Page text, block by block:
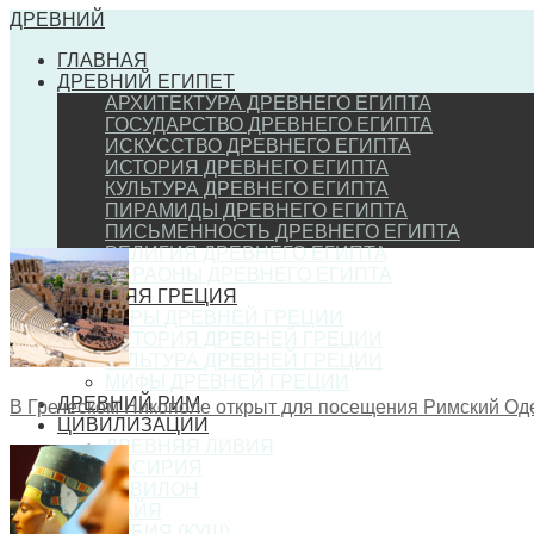
ДРЕВНИЙ
ГЛАВНАЯ
ДРЕВНИЙ ЕГИПЕТ
АРХИТЕКТУРА ДРЕВНЕГО ЕГИПТА
ГОСУДАРСТВО ДРЕВНЕГО ЕГИПТА
ИСКУССТВО ДРЕВНЕГО ЕГИПТА
ИСТОРИЯ ДРЕВНЕГО ЕГИПТА
КУЛЬТУРА ДРЕВНЕГО ЕГИПТА
ПИРАМИДЫ ДРЕВНЕГО ЕГИПТА
ПИСЬМЕННОСТЬ ДРЕВНЕГО ЕГИПТА
РЕЛИГИЯ ДРЕВНЕГО ЕГИПТА
ФАРАОНЫ ДРЕВНЕГО ЕГИПТА
ДРЕВНЯЯ ГРЕЦИЯ
ИГРЫ ДРЕВНЕЙ ГРЕЦИИ
ИСТОРИЯ ДРЕВНЕЙ ГРЕЦИИ
КУЛЬТУРА ДРЕВНЕЙ ГРЕЦИИ
ДРЕВНИЙ РИМ
ЦИВИЛИЗАЦИИ
ДРЕВНЯЯ ЛИВИЯ
АССИРИЯ
ВАВИЛОН
МАЙЯ
В Греческом Никополе открыт для посещения Римский